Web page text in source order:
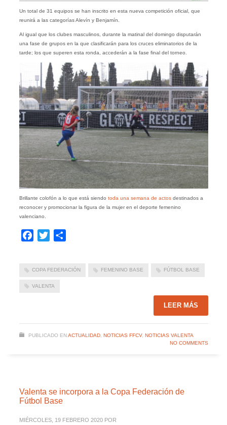
Un total de 31 equipos se han inscrito en esta nueva competición oficial, que
reunirá a las categorías Alevín y Benjamín.
Al igual que los clubes masculinos, durante la matinal del domingo disputarán
una fase de grupos en la que clasificarán para los cruces eliminatorios de la
tarde; los que superen esta ronda, accederán a la fase final del torneo.
Brillante colofón a lo que está siendo toda una semana de actosdestinados a
reconocer y promocionar la figura de la mujer en el deporte femenino
valenciano.
Facebook
Twitter
COPA FEDERACIÓN FEMENINO BASE FÚTBOL BASE
VALENTA
LEER MÁS
PUBLICADO EN ACTUALIDAD, NOTICIAS FFCV, NOTICIAS VALENTA
NO COMMENTS
Valenta se incorpora a la Copa Federación de
Fútbol Base
MIÉRCOLES, 19 FEBRERO 2020 POR